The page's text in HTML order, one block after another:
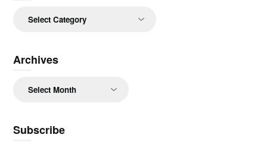
Archives
Subscribe